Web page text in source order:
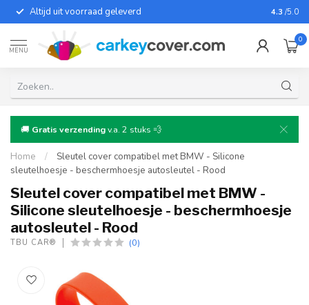
Altijd uit voorraad geleverd Voor
4.3 /5.0
MENU
0
🚚 Gratis verzendingv.a. 2 stuks 💨
Home /
Sleutel cover compatibel met BMW - Silicone
sleutelhoesje - beschermhoesje autosleutel - Rood
Sleutel cover compatibel met BMW -
Silicone sleutelhoesje - beschermhoesje
autosleutel - Rood
TBU CAR® (0)